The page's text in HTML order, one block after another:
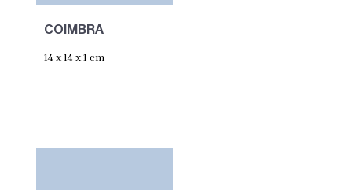
COIMBRA
14 x 14 x 1 cm